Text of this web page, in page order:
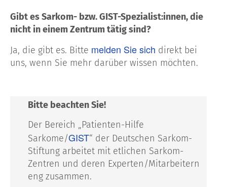
Gibt es Sarkom- bzw. GIST-Spezialist:innen, die
nicht in einem Zentrum tätig sind?
Ja, die gibt es. Bitte melden Sie sich direkt bei
uns, wenn Sie mehr darüber wissen möchten.
Bitte beachten Sie!
Der Bereich „Patienten-Hilfe
Sarkome/GIST“ der Deutschen Sarkom-
Stiftung arbeitet mit etlichen Sarkom-
Zentren und deren Experten/Mitarbeitern
eng zusammen.